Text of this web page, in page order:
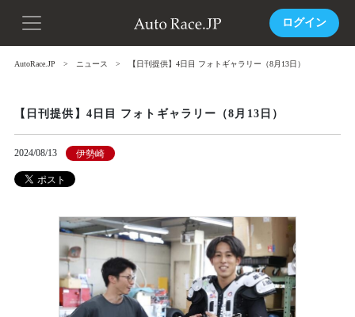
ログイン
AutoRace.JP ニュース 【日刊提供】4日目 フォトギャラリー（8月13日）
【日刊提供】4日目 フォトギャラリー（8月13日）
2024/08/13 伊勢崎